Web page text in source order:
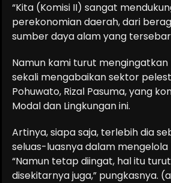
“Kita (Komisi II) sangat
perekonomian daerah, dari
sumber daya alam yang
Namun kami turut
sekali mengabaikan sektor
Pohuwato, Rizal Pasuma, yang
Modal dan Lingkungan ini.
Artinya, siapa saja, terlebih dia
seluas-luasnya dalam
“Namun tetap diingat, hal itu
disekitarnya juga,” pungkasnya.